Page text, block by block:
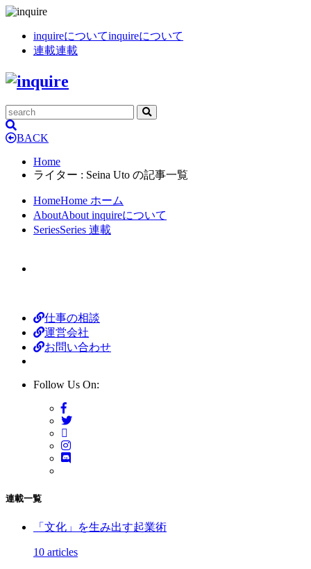
inquireについてinquireについて
連載連載
BACK
Home
ライター : Seina Uto の記事一覧
HomeHome ホーム
AboutAbout inquireについて
SeriesSeries 連載
仕事の相談
運営会社
お問い合わせ
Follow Us On:
連載一覧
「文化」を生み出す起業術
10 articles